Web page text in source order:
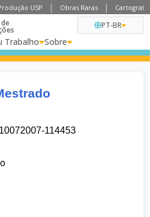
USP Obras Raras
Trabalho Sobre
PT-BR
114453